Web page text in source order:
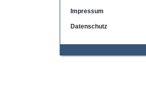
Impressum
Datenschutz